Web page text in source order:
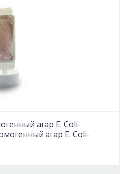
агар E. Coli-
агар E. Coli-